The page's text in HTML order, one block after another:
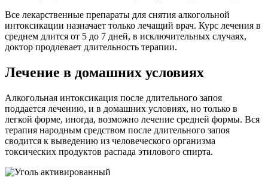
Все лекарственные препараты для снятия алкогольной
интоксикации назначает только лечащий врач. Курс лечения в
среднем длится от 5 до 7 дней, в исключительных случаях,
доктор продлевает длительность терапии.
Лечение в домашних условиях
Алкогольная интоксикация после длительного запоя
поддается лечению, и в домашних условиях, но только в
легкой форме, иногда, возможно лечение средней формы. Вся
терапия народным средством после длительного запоя
сводится к выведению из человеческого организма
токсических продуктов распада этилового спирта.